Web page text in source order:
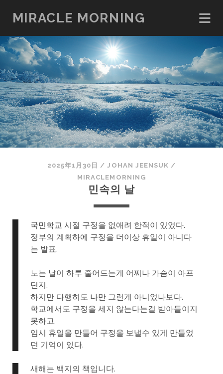
MIRACLE MORNING
2025年1月30日 /JOHAN JEENSUK /
MIRACLEMORNING
민속의 날
국민학교 시절 구정을 없애려 한적이 있었다.
정부의 계획하에 구정을 더이상 휴일이 아니다
는 발표.
노는 날이 하루 줄어드는게 어찌나 가슴이 아프
던지.
하지만 다행히도 나만 그런게 아니었나보다.
학교에서도 구정을 세지 않는다는걸 받아들이지
못하고,
임시 휴일을 만들어 구정을 보낼수 있게 만들었
던 기억이 있다.
새해는 백지의 책입니다.